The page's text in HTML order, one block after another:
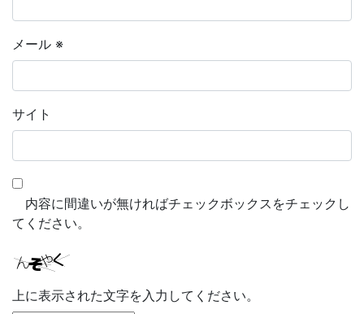
メール ※
サイト
内容に間違いが無ければチェックボックスをチェックし
てください。
上に表示された文字を入力してください。